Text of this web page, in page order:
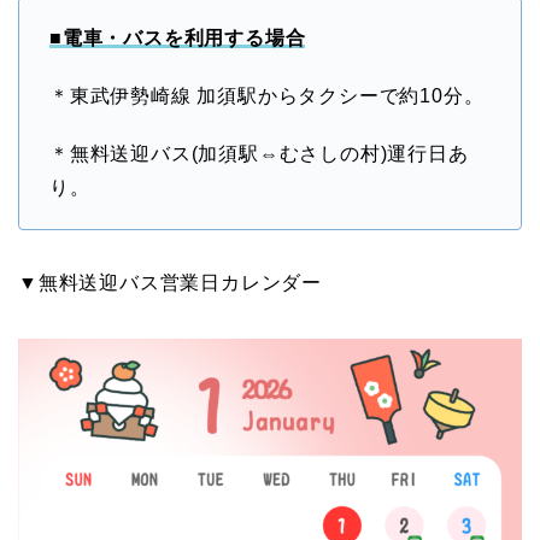
■電車・バスを利用する場合
＊東武伊勢崎線 加須駅からタクシーで約10分。
＊無料送迎バス(加須駅⇔むさしの村)運行日あ
り。
▼無料送迎バス営業日カレンダー